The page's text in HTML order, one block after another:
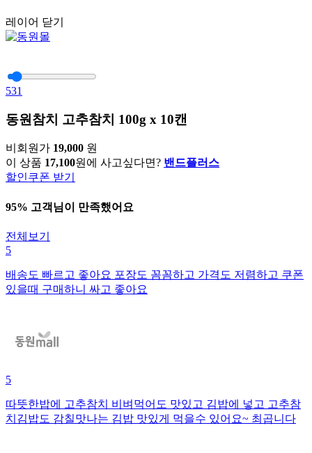
레이어 닫기
531
동원참치 고추참치 100g x 10캔
비회원가 19,000 원
이 상품 17,100원에 사고싶다면? 밴드플러스
할인쿠폰 받기
95% 고객님이 만족했어요
전체보기
5
배송도 빠르고 좋아요 포장도 꼼꼼하고 가격도 저렴하고 쿠폰
있을때 구매하니 싸고 좋아요
5
따뜻한밥에 고추참치 비벼먹어도 맛있고 김밥에 넣고 고추참
치김밥도 감칠맛나는 김밥 맛있게 먹을수 있어요~ 최곱니다